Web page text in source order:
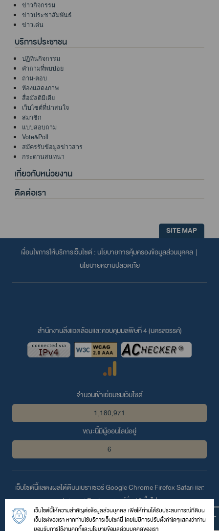
ข่าวกิจกรรม
ข่าวประชาสัมพันธ์
ข่าวเด่น
บริการประชาชน
ปฏิทินกิจกรรม
คำถามที่พบบ่อย
ถาม-ตอบ
ห้องแสดงภาพ
สื่อมัลติมีเดีย
เว็บไซต์ที่น่าสนใจ
สมาชิก
แบบสอบถาม
Vote&Poll
สมัครรับข้อมูลข่าวสาร
กระดานสนทนา
เกี่ยวกับหน่วยงาน
ติดต่อเรา
SITE MAP
เงื่อนไขการให้บริการเว็บไซต์ : นโยบายการคุ้มครองข้อมูลส่วนบุคคล |
นโยบายความปลอดภัย
สำนักงานสิ่งแวดล้อมและควบคุมมลพิษที่ 4 (นครสวรรค์)
จำนวนเข้าเยี่ยมชมเว็บไซต์
1,180,971
ขณะนี้มีผู้ออนไลน์อยู่
6
เว็บไซต์นี้แสดงผลได้ดีบนเบราเซอร์Google ChromeFirefoxSafariและ
Internet Explorerเวอร์ชั่น 10 ขึ้นไป
© 2559 สงวนลิขสิทธิ์ตามพระราชบัญญัติลิขสิทธิ์โดย สำนักงานสิ่ง
แวดล้อมและควบคุมมลพิษที่ 4 (นครสวรรค์)
เว็บไซต์นี้ให้ความสำคัญต่อข้อมูลส่วนบุคคล เพื่อให้ท่านได้รับประสบการณ์ที่ดีบน
เว็บไซต์ของเรา หากท่านใช้บริการเว็บไซต์นี้ โดยไม่มีการปรับตั้งค่าใดๆแสดงว่าท่าน
ยอมรับการใช้งานคุกกี้และนโยบายข้อมูลส่วนบุคคลของเรา